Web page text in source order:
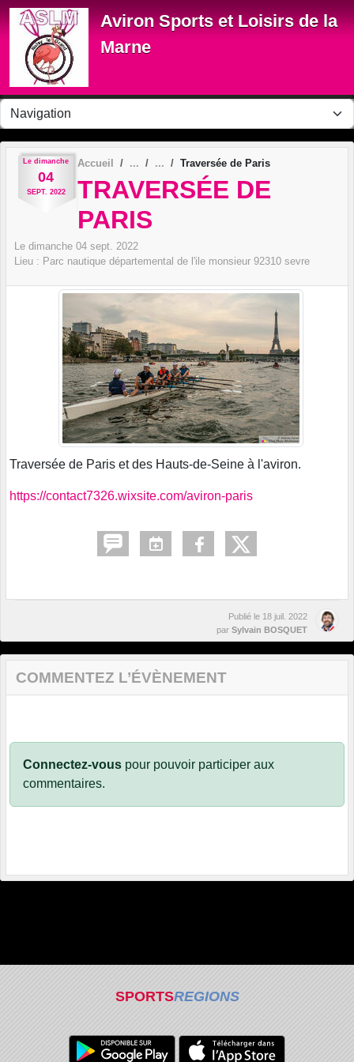
Aviron Sports et Loisirs de la
Marne
Le dimanche
04
SEPT. 2022
Accueil Traversée de Paris
TRAVERSÉE DE
PARIS
Le dimanche 04 sept. 2022
Lieu : Parc nautique départemental de l'ile monsieur 92310 sevre
Traversée de Paris et des Hauts-de-Seine à l'aviron.
https://contact7326.wixsite.com/aviron-paris
Publié le 18 juil. 2022
par Sylvain BOSQUET
COMMENTEZ L’ÉVÈNEMENT
Connectez-vous pour pouvoir participer aux
commentaires.
SPORTSREGIONS
Panneau de gestion des cookies